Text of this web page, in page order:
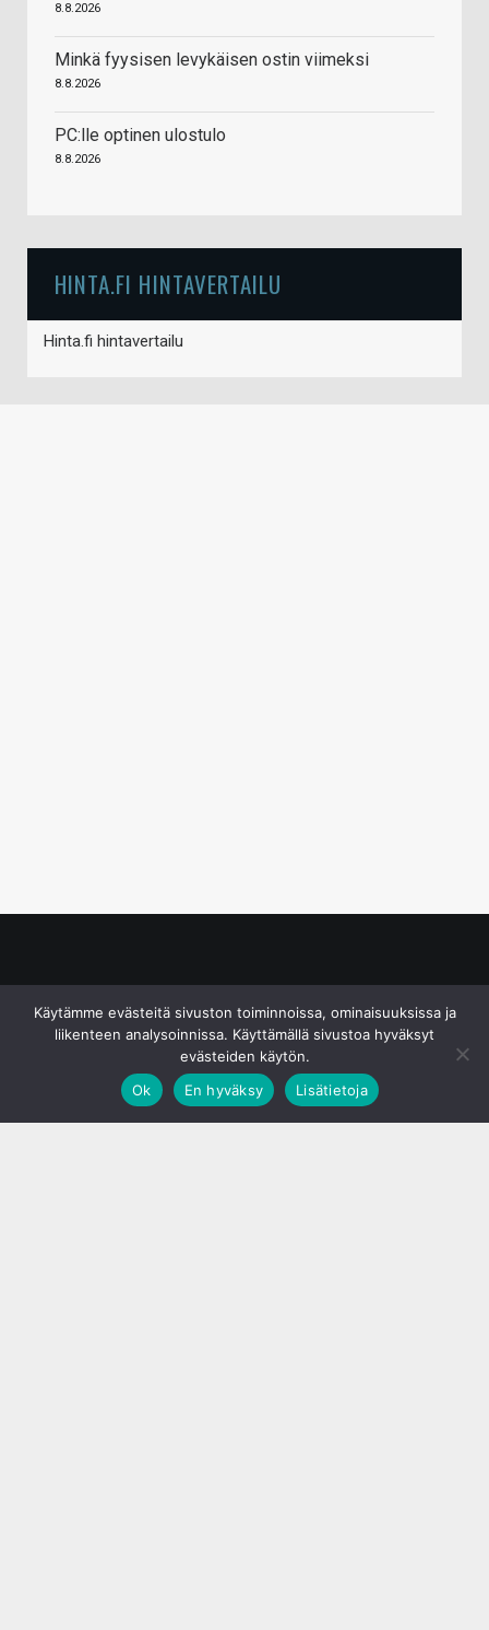
8.8.2026
Minkä fyysisen levykäisen ostin viimeksi
8.8.2026
PC:lle optinen ulostulo
8.8.2026
HINTA.FI HINTAVERTAILU
Hinta.fi hintavertailu
Käytämme evästeitä sivuston toiminnoissa, ominaisuuksissa ja
liikenteen analysoinnissa. Käyttämällä sivustoa hyväksyt
evästeiden käytön.
Ok
En hyväksy Lisätietoja